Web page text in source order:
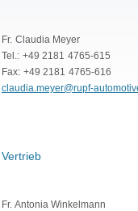
Fr. Claudia Meyer
Tel.: +49 2181 4765-615
Fax: +49 2181 4765-616
claudia.meyer@rupf-
Vertrieb
Fr. Antonia Winkelmann